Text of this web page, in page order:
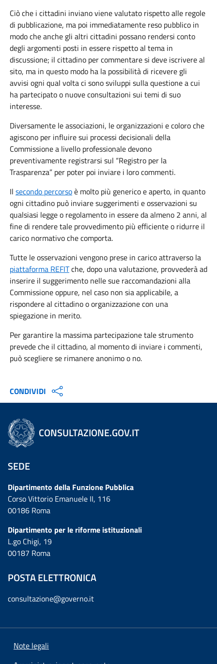
Ciò che i cittadini inviano viene valutato rispetto alle regole
di pubblicazione, ma poi immediatamente reso pubblico in
modo che anche gli altri cittadini possano rendersi conto
degli argomenti posti in essere rispetto al tema in
discussione; il cittadino per commentare si deve iscrivere al
sito, ma in questo modo ha la possibilità di ricevere gli
avvisi ogni qual volta ci sono sviluppi sulla questione a cui
ha partecipato o nuove consultazioni sui temi di suo
interesse.
Diversamente le associazioni, le organizzazioni e coloro che
agiscono per influire sui processi decisionali della
Commissione a livello professionale devono
preventivamente registrarsi sul “Registro per la
Trasparenza” per poter poi inviare i loro commenti.
Il secondo percorsoè molto più generico e aperto, in quanto
ogni cittadino può inviare suggerimenti e osservazioni su
qualsiasi legge o regolamento in essere da almeno 2 anni, al
fine di rendere tale provvedimento più efficiente o ridurre il
carico normativo che comporta.
Tutte le osservazioni vengono prese in carico attraverso la
piattaforma REFITche, dopo una valutazione, provvederà ad
inserire il suggerimento nelle sue raccomandazioni alla
Commissione oppure, nel caso non sia applicabile, a
rispondere al cittadino o organizzazione con una
spiegazione in merito.
Per garantire la massima partecipazione tale strumento
prevede che il cittadino, al momento di inviare i commenti,
può scegliere se rimanere anonimo o no.
CONDIVIDI
CONSULTAZIONE.GOV.IT
SEDE
Dipartimento della Funzione Pubblica
Corso Vittorio Emanuele II, 116
00186 Roma
Dipartimento per le riforme istituzionali
L.go Chigi, 19
00187 Roma
POSTA ELETTRONICA
consultazione@governo.it
Note legali